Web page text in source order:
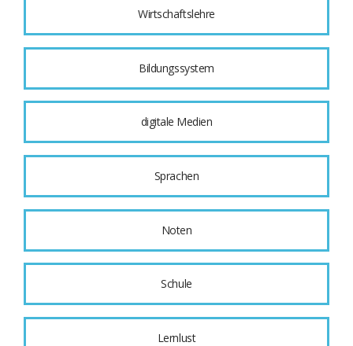
Wirtschaftslehre
Bildungssystem
digitale Medien
Sprachen
Noten
Schule
Lernlust